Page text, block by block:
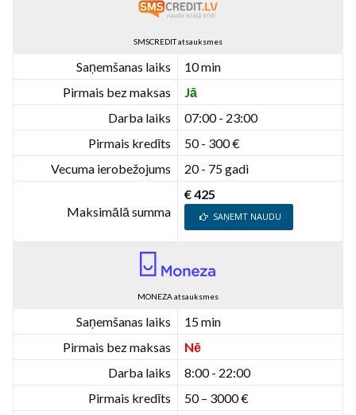
SMSCREDIT atsauksmes
Saņemšanas laiks
10 min
Pirmais bez maksas
Jā
Darba laiks
07:00 - 23:00
Pirmais kredīts
50 - 300 €
Vecuma ierobežojums
20 - 75 gadi
Maksimālā summa
€ 425
SAŅEMT NAUDU
MONEZA atsauksmes
Saņemšanas laiks
15 min
Pirmais bez maksas
Nē
Darba laiks
8:00 - 22:00
Pirmais kredīts
50 – 3000 €